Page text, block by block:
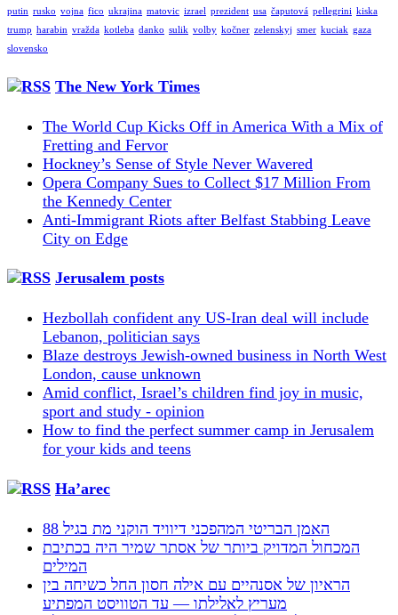
putin rusko vojna fico ukrajina matovic izrael prezident usa čaputová pellegrini kiska
trump harabin vražda kotleba danko sulik volby kočner zelenskyj smer kuciak gaza
slovensko
The New York Times
The World Cup Kicks Off in America With a Mix of
Fretting and Fervor
Hockney’s Sense of Style Never Wavered
Opera Company Sues to Collect $17 Million From
the Kennedy Center
Anti-Immigrant Riots after Belfast Stabbing Leave
City on Edge
Jerusalem posts
Hezbollah confident any US-Iran deal will include
Lebanon, politician says
Blaze destroys Jewish-owned business in North West
London, cause unknown
Amid conflict, Israel’s children find joy in music,
sport and study - opinion
How to find the perfect summer camp in Jerusalem
for your kids and teens
Ha’arec
האמן הבריטי המהפכני דיוויד הוקני מת בגיל 88
המכחול המדויק ביותר של אסתר שמיר היה בכתיבת
המילים
הראיון של אסנהיים עם אילה חסון החל כשיחה בין
מעריץ לאלילתו — עד הטוויסט המפתיע